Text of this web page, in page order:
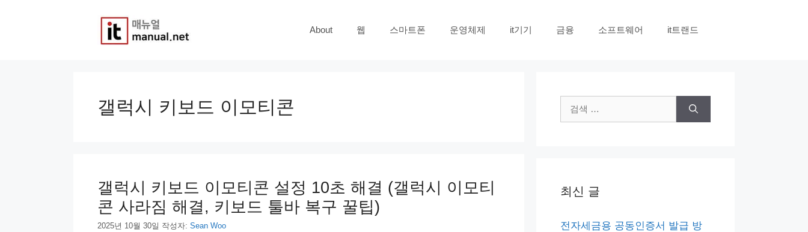
About 웹 스마트폰 운영체제 it기기 금융 소프트웨어 it트랜드
갤럭시 키보드 이모티콘
갤럭시 키보드 이모티콘 설정 10초 해결 (갤럭시 이모티
콘 사라짐 해결, 키보드 툴바 복구 꿀팁)
2025년 10월 30일 작성자: Sean Woo
색:
최신 글
전자세금용 공동인증서 발급 방